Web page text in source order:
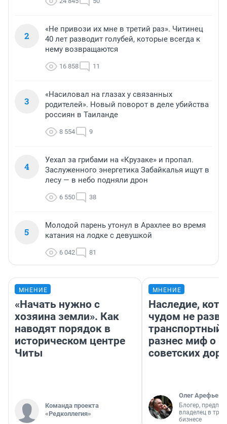
2
«Не привози их мне в третий раз». Читинец
40 лет разводит голубей, которые всегда к
нему возвращаются
16 858 11
3
«Насиловал на глазах у связанных
родителей». Новый поворот в деле убийства
россиян в Таиланде
8 554 9
4
Уехал за грибами на «Крузаке» и пропал.
Заслуженного энергетика Забайкалья ищут в
лесу — в небо подняли дрон
6 550 38
5
Молодой парень утонул в Арахлее во время
катания на лодке с девушкой
6 042 81
МНЕНИЕ
«Начать нужно с
хозяина земли». Как
наводят порядок в
историческом центре
Читы
Команда проекта
«Редколлегия»
МНЕНИЕ
Наследие,
чудом не
транспортный
разнес миф о
советских
Олег Арефьев
Блогер,
владелец в
бизнесе